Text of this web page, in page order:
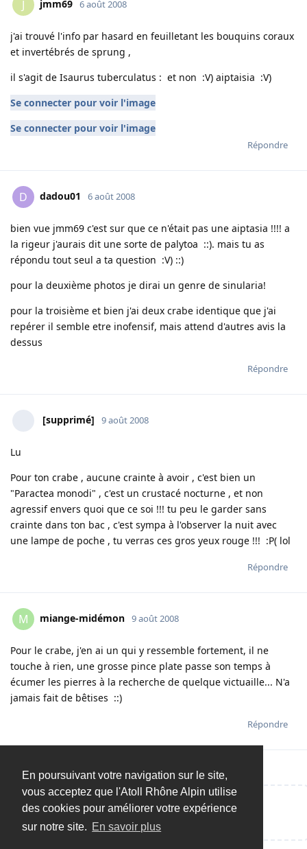
En poursuivant votre navigation sur le site,
vous acceptez que l'Atoll Rhône Alpin utilise
des cookies pour améliorer votre expérience
sur notre site. En savoir plus
J jmm69 6 août 2008
j'ai trouvé l'info par hasard en feuilletant les bouquins coraux
et invertébrés de sprung ,
il s'agit de Isaurus tuberculatus : et non :V) aiptaisia :V)
Se connecter pour voir l'image
Se connecter pour voir l'image
Répondre
D dadou01 6 août 2008
bien vue jmm69 c'est sur que ce n'était pas une aiptasia !!!! a
la rigeur j'aurais dit une sorte de palytoa ::). mais tu as
répondu tout seul a ta question :V) ::)
pour la deuxième photos je dirai un genre de sinularia!
pour la troisième et bien j'ai deux crabe identique que j'ai
repérer il semble etre inofensif, mais attend d'autres avis la
dessus
Répondre
[supprimé] 9 août 2008
Lu
Pour ton crabe , aucune crainte à avoir , c'est bien un
"Paractea monodi" , c'est un crustacé nocturne , et non
agressif envers quoi que ce soi !!! tu peu le garder sans
crainte dans ton bac , c'est sympa à l'observer la nuit avec
une lampe de poche , tu verras ces gros yeux rouge !!! :P( lol
Répondre
M miange-midémon 9 août 2008
Pour le crabe, j'en ai un qui y ressemble fortement, il ne
touche à rien, une grosse pince plate passe son temps à
écumer les pierres à la recherche de quelque victuaille... N'a
jamais fait de bêtises ::)
Répondre
Répondre…